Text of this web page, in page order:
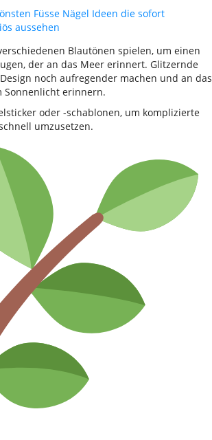
Füsse Nägel Ideen die sofort
aussehen
Blautönen spielen, um einen
der an das Meer erinnert. Glitzernde
noch aufregender machen und an das
Sonnenlicht erinnern.
oder -schablonen, um komplizierte
umzusetzen.